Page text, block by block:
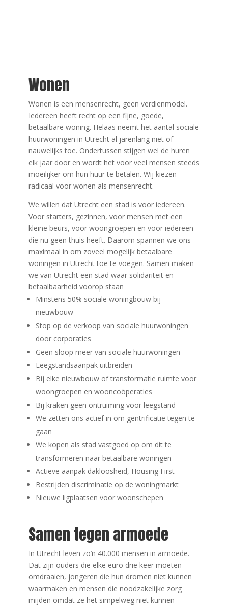
Wonen
Wonen is een mensenrecht, geen verdienmodel.
Iedereen heeft recht op een fijne, goede,
betaalbare woning. Helaas neemt het aantal sociale
huurwoningen in Utrecht al jarenlang niet of
nauwelijks toe. Ondertussen stijgen wel de huren
elk jaar door en wordt het voor veel mensen steeds
moeilijker om hun huur te betalen. Wij kiezen
radicaal voor wonen als mensenrecht.
We willen dat Utrecht een stad is voor iedereen.
Voor starters, gezinnen, voor mensen met een
kleine beurs, voor woongroepen en voor iedereen
die nu geen thuis heeft. Daarom spannen we ons
maximaal in om zoveel mogelijk betaalbare
woningen in Utrecht toe te voegen. Samen maken
we van Utrecht een stad waar solidariteit en
betaalbaarheid voorop staan
Minstens 50% sociale woningbouw bij
nieuwbouw
Stop op de verkoop van sociale huurwoningen
door corporaties
Geen sloop meer van sociale huurwoningen
Leegstandsaanpak uitbreiden
Bij elke nieuwbouw of transformatie ruimte voor
woongroepen en wooncoöperaties
Bij kraken geen ontruiming voor leegstand
We zetten ons actief in om gentrificatie tegen te
gaan
We kopen als stad vastgoed op om dit te
transformeren naar betaalbare woningen
Actieve aanpak dakloosheid, Housing First
Bestrijden discriminatie op de woningmarkt
Nieuwe ligplaatsen voor woonschepen
Samen tegen armoede
In Utrecht leven zo’n 40.000 mensen in armoede.
Dat zijn ouders die elke euro drie keer moeten
omdraaien, jongeren die hun dromen niet kunnen
waarmaken en mensen die noodzakelijke zorg
mijden omdat ze het simpelweg niet kunnen